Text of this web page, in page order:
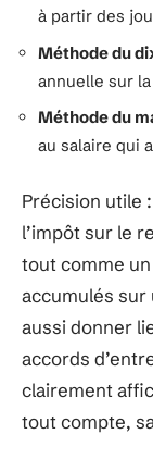
à partir des
Méthode du
annuelle sur
Méthode du
au salaire qui
Précision utile
l’impôt sur le
tout comme
accumulés sur
aussi donner
accords
clairement
tout compte,